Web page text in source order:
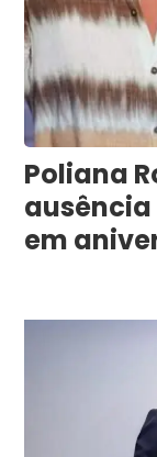
Poliana
ausência
em